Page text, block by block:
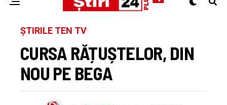
ȘTIRILE TEN TV
CURSA RĂȚUȘTELOR, DIN
NOU PE BEGA